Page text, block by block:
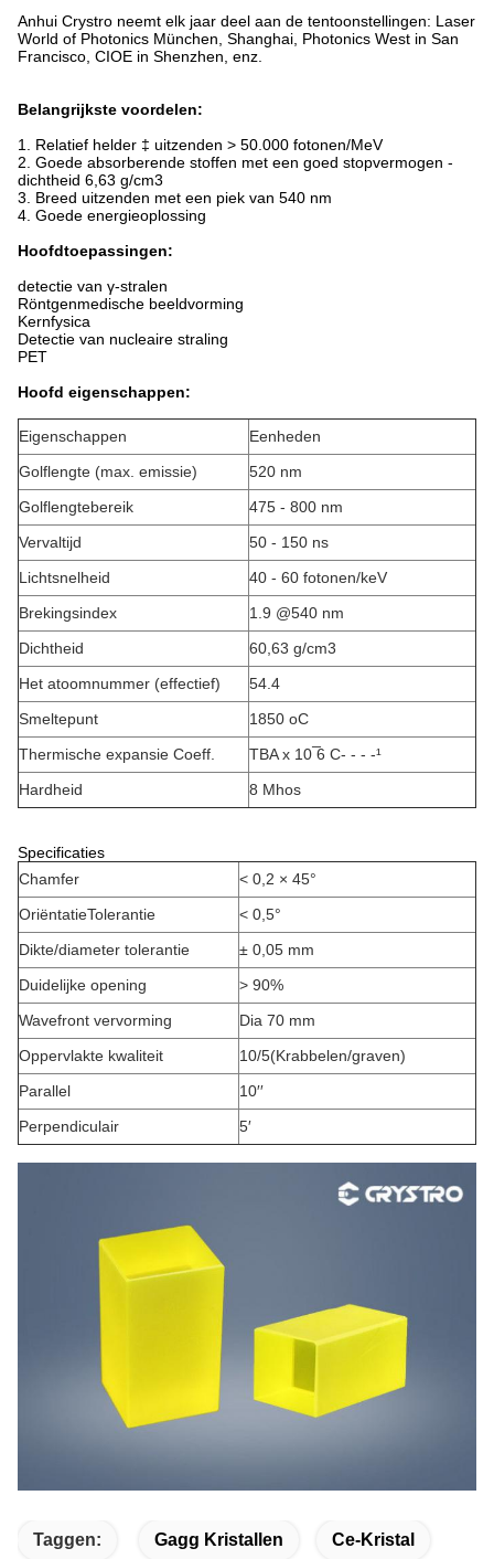
Anhui Crystro neemt elk jaar deel aan de tentoonstellingen: Laser
World of Photonics München, Shanghai, Photonics West in San
Francisco, CIOE in Shenzhen, enz.
Belangrijkste voordelen:
1. Relatief helder ‡ uitzenden > 50.000 fotonen/MeV
2. Goede absorberende stoffen met een goed stopvermogen -
dichtheid 6,63 g/cm3
3. Breed uitzenden met een piek van 540 nm
4. Goede energieoplossing
Hoofdtoepassingen:
detectie van γ-stralen
Röntgenmedische beeldvorming
Kernfysica
Detectie van nucleaire straling
PET
Hoofd eigenschappen:
Eigenschappen
Eenheden
Golflengte (max. emissie)
520 nm
Golflengtebereik
475 - 800 nm
Vervaltijd
50 - 150 ns
Lichtsnelheid
40 - 60 fotonen/keV
Brekingsindex
1.9 @540 nm
Dichtheid
60,63 g/cm3
Het atoomnummer (effectief)
54.4
Smeltepunt
1850 oC
Thermische expansie Coeff.
TBA x 10 ̅6 C- - - -¹
Hardheid
8 Mhos
Specificaties
Chamfer
< 0,2 × 45°
OriëntatieTolerantie
< 0,5°
Dikte/diameter tolerantie
± 0,05 mm
Duidelijke opening
> 90%
Wavefront vervorming
Dia 70 mm
Oppervlakte kwaliteit
10/5(Krabbelen/graven)
Parallel
10′′
Perpendiculair
5′
Taggen: Gagg Kristallen Ce-Kristal